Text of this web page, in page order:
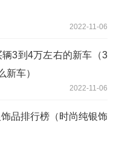
2022-11-06
3到4万左右的新车（3
新车）
2022-11-06
品排行榜（时尚纯银饰